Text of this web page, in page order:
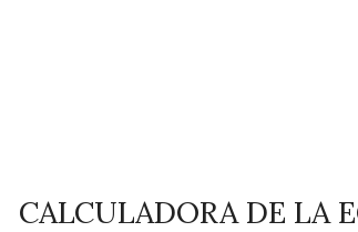
CALCULADORA DE LA